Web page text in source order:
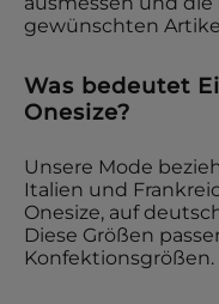
gewünschten
Was bedeutet
Onesize?
Unsere Mode
Italien und
Onesize, auf
Diese Größen
Konfektionsgrößen.